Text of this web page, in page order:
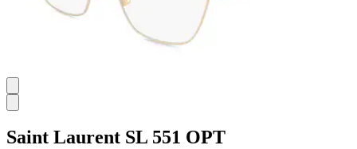
Saint Laurent SL 551 OPT